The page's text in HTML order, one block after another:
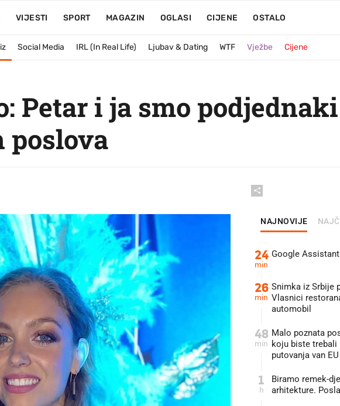
VIJESTI SPORT MAGAZIN OGLASI CIJENE OSTALO
Social Media IRL (In Real Life) Ljubav & Dating WTF Vježbe Cijene
Petar i ja smo
poslova
NAJNOVIJE
24
min
Google
26
min
Snimka iz Srbije
Vlasnici
automobil
48
min
Malo poznata
koju biste
putovanja van EU
1
h
Biramo remek-
arhitekture.